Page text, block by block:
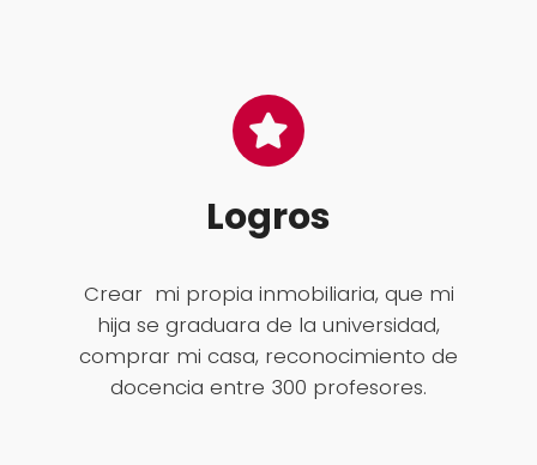
Logros
Crear mi propia inmobiliaria, que mi
hija se graduara de la universidad,
comprar mi casa, reconocimiento de
docencia entre 300 profesores.